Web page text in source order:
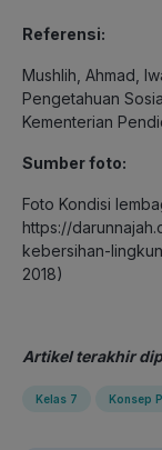
Referensi:
Mushlih, Ahmad,
Pengetahuan
Kementerian
Sumber foto:
Foto Kondisi
https://
kebersihan-
2018)
Artikel terakhir
Kelas 7 Konsep